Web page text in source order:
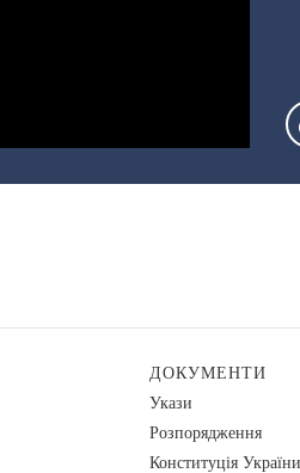
ДОКУМЕНТИ
Укази
Розпорядження
Конституція України